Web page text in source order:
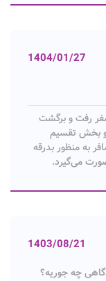
1404/01/27
رفت و برگشت
بخش تقسیم
به منظور بدرقه
می‌گیرد.
1403/08/21
چه جوریه؟